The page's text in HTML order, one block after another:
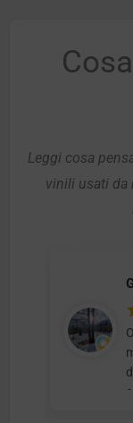
Leggi cosa
vinili usati da